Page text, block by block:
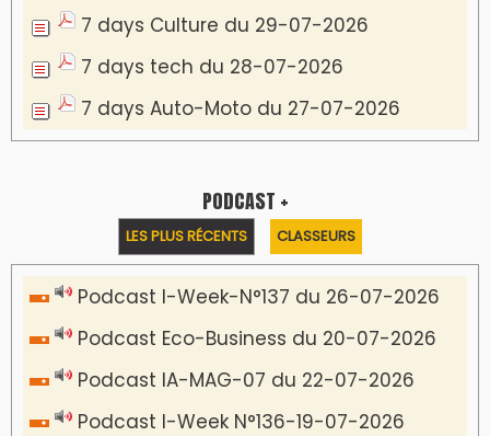
7 days Culture du 29-07-2026
7 days tech du 28-07-2026
7 days Auto-Moto du 27-07-2026
PODCAST +
LES PLUS RÉCENTS CLASSEURS
Podcast I-Week-N°137 du 26-07-2026
Podcast Eco-Business du 20-07-2026
Podcast IA-MAG-07 du 22-07-2026
Podcast I-Week N°136-19-07-2026